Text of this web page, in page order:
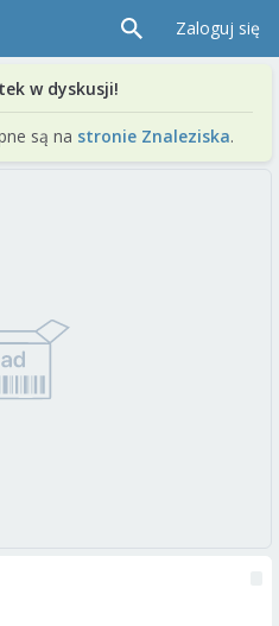
Zaloguj się
w dyskusji!
są na stronie Znaleziska.